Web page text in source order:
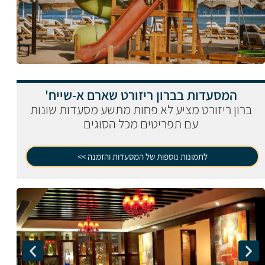
המסעדות בברון ריזורט שארם א-שייח'
ברון ריזורט מציע לא פחות מתשע מסעדות שונות
עם תפריטים מכל הסוגים
לתמונות נוספות של המסעדות והזמנה >>